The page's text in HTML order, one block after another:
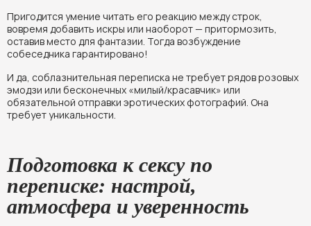
Пригодится умение читать его реакцию между строк,
вовремя добавить искры или наоборот — притормозить,
оставив место для фантазии. Тогда возбуждение
собеседника гарантировано!
И да, соблазнительная переписка не требует рядов розовых
эмодзи или бесконечных «милый/красавчик» или
обязательной отправки эротических фотографий. Она
требует уникальности.
Подготовка к сексу по
переписке: настрой,
атмосфера и уверенность